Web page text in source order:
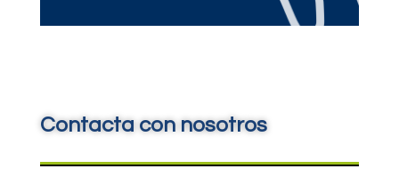
Contacta con nosotros